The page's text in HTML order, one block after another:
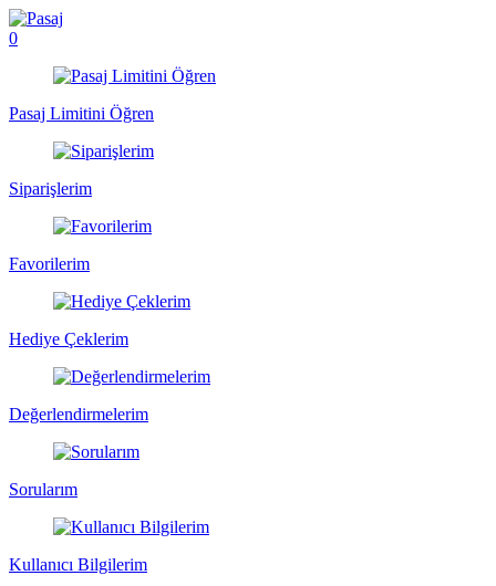
0
Pasaj Limitini Öğren
Siparişlerim
Favorilerim
Hediye Çeklerim
Değerlendirmelerim
Sorularım
Kullanıcı Bilgilerim